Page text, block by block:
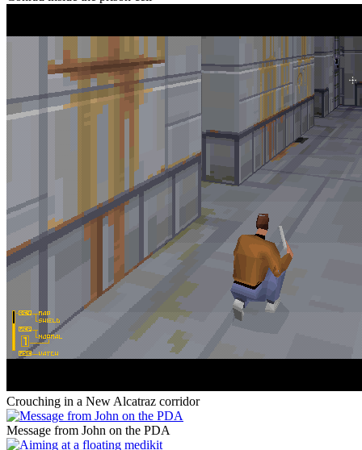
Crouching in a New Alcatraz corridor
Message from John on the PDA